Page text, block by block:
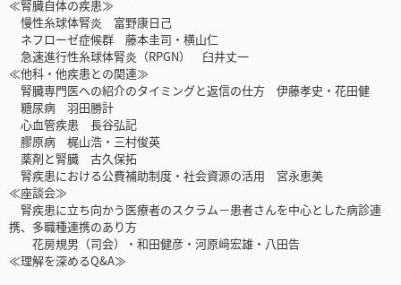
≪腎臓自体の疾患≫
慢性糸球体腎炎 富野康日己
ネフローゼ症候群 藤本圭司・横山仁
急速進行性糸球体腎炎（RPGN） 臼井丈一
≪他科・他疾患との関連≫
腎臓専門医への紹介のタイミングと返信の仕方 伊藤孝史・花田健
糖尿病 羽田勝計
心血管疾患 長谷弘記
膠原病 梶山浩・三村俊英
薬剤と腎臓 古久保拓
腎疾患における公費補助制度・社会資源の活用 宮永恵美
≪座談会≫
腎疾患に立ち向かう医療者のスクラム－患者さんを中心とした病診連
携、多職種連携のあり方
花房規男（司会）・和田健彦・河原﨑宏雄・八田告
≪理解を深めるQ&A≫